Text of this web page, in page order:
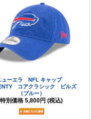
ューエラ NFL キャップ
コアクラシック ビルズ
（ブルー）
特別価格 5,800円 (税込)